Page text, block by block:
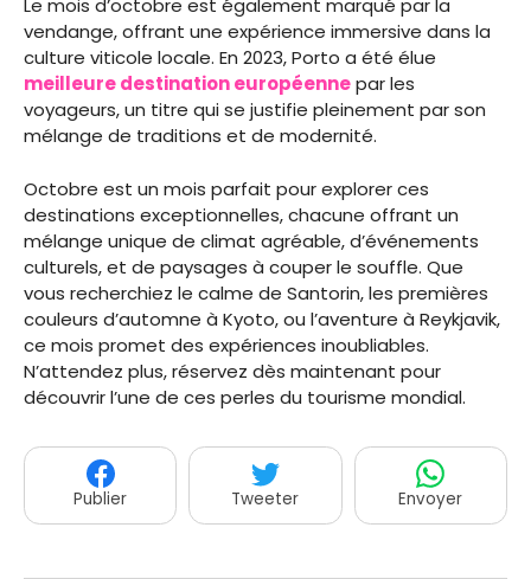
Le mois d’octobre est également marqué par la
vendange, offrant une expérience immersive dans la
culture viticole locale. En 2023, Porto a été élue
meilleure destination européennepar les
voyageurs, un titre qui se justifie pleinement par son
mélange de traditions et de modernité.
Octobre est un mois parfait pour explorer ces
destinations exceptionnelles, chacune offrant un
mélange unique de climat agréable, d’événements
culturels, et de paysages à couper le souffle. Que
vous recherchiez le calme de Santorin, les premières
couleurs d’automne à Kyoto, ou l’aventure à Reykjavik,
ce mois promet des expériences inoubliables.
N’attendez plus, réservez dès maintenant pour
découvrir l’une de ces perles du tourisme mondial.
Publier Tweeter Envoyer